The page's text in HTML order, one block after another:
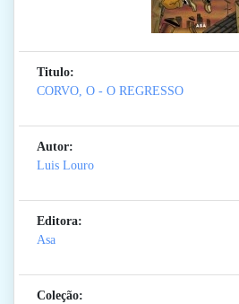
Titulo:
CORVO, O - O REGRESSO
Autor:
Luis Louro
Editora:
Asa
Coleção: